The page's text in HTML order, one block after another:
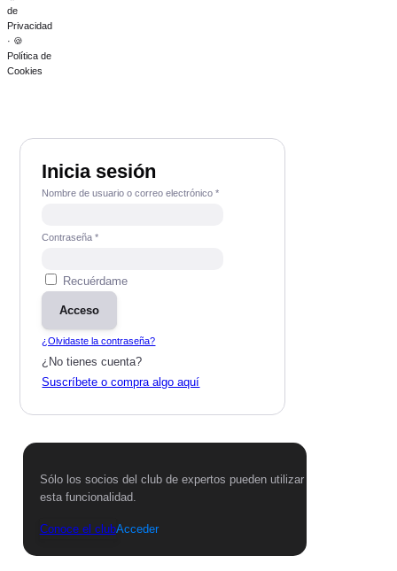
de
Privacidad
· 🍪
Política de
Cookies
Inicia sesión
Nombre de usuario o correo electrónico*
Contraseña*
Recuérdame
Acceso
¿Olvidaste la contraseña?
¿No tienes cuenta?
Suscríbete o compra algo aquí
Sólo los socios del club de expertos pueden utilizar
esta funcionalidad.
Conoce el clubAcceder